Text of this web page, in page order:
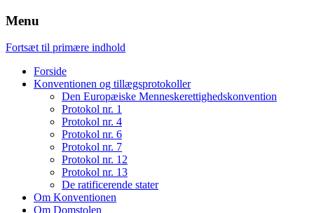
Menu
Fortsæt til primære indhold
Forside
Konventionen og tillægsprotokoller
Den Europæiske Menneskerettighedskonvention
Protokol nr. 1
Protokol nr. 4
Protokol nr. 6
Protokol nr. 7
Protokol nr. 12
Protokol nr. 13
De ratificerende stater
Om Konventionen
Om Domstolen